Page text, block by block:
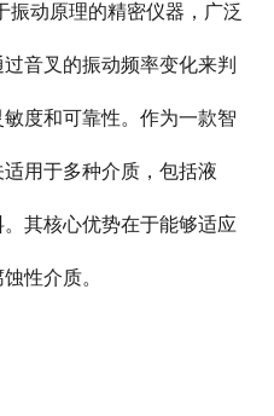
振动原理的精密仪器，广泛
音叉的振动频率变化来判
度和可靠性。 作为一款智
用于多种介质，包括液
其核心优势在于能够适应
性介质。